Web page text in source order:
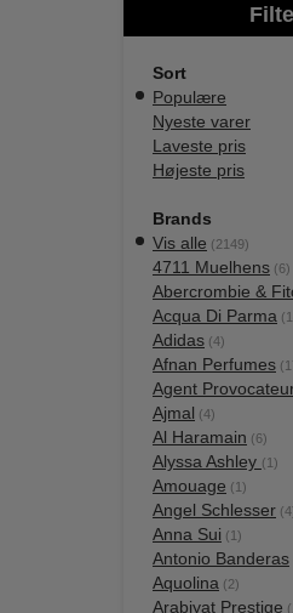
Sort
Populære
Nyeste varer
Laveste pris
Højeste pris
Brands
Vis alle (2149)
4711 Muelhens (6)
Abercrombie &
Acqua Di Parma
Adidas (4)
Afnan Perfumes
Agent
Ajmal (4)
Al Haramain (6)
Alyssa Ashley (1)
Amouage (1)
Angel Schlesser
Anna Sui (1)
Antonio Banderas
Aquolina (2)
Arabiyat Prestige